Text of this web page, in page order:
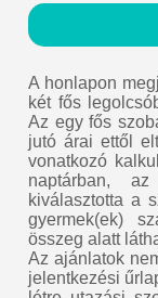
A honlapon
két fős
Az egy fős
jutó árai ettől
vonatkozó
naptárban,
kiválasztotta a
gyermek(ek)
összeg alatt
Az ajánlatok
jelentkezési